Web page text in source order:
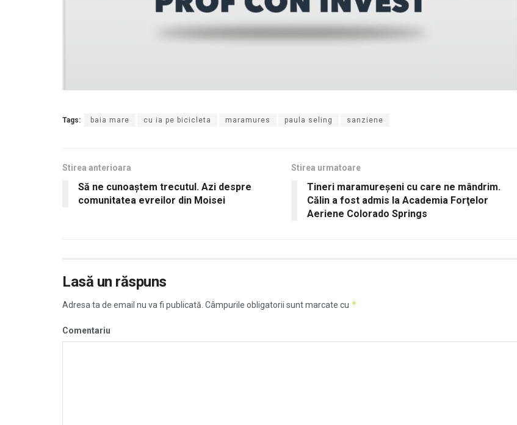
Tags: baia mare cu ia pe bicicleta maramures paula seling sanziene
Stirea anterioara
Să ne cunoaştem trecutul. Azi despre
comunitatea evreilor din Moisei
Stirea urmatoare
Tineri maramureșeni cu care ne mândrim.
Călin a fost admis la Academia Forţelor
Aeriene Colorado Springs
Lasă un răspuns
Adresa ta de email nu va fi publicată. Câmpurile obligatorii sunt marcate cu *
Comentariu